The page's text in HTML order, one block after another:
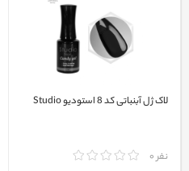
لاک ژل آبنباتی کد 8 استودیو Studio
نفر 0